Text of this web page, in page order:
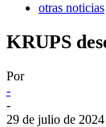
otras noticias
KRUPS
Por
-
-
29 de julio de 2024